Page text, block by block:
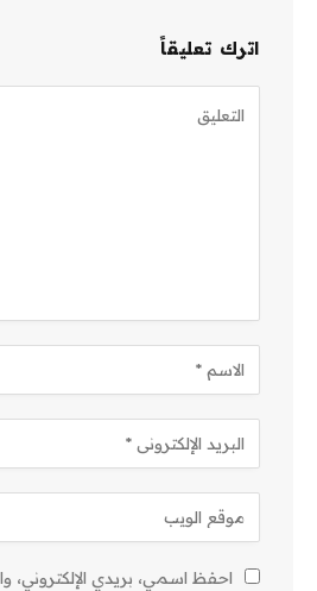
اترك تعليقاً
احفظ اسمي، بريدي الإلكتروني،